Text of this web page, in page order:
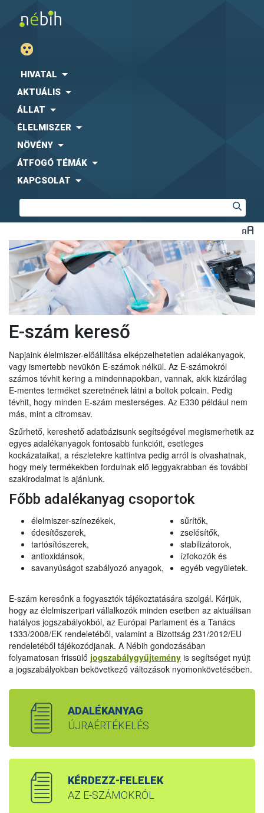
HIVATAL
AKTUÁLIS
ÁLLAT
ÉLELMISZER
NÖVÉNY
ÁTFOGÓ TÉMÁK
KAPCSOLAT
E-szám kereső
Napjaink élelmiszer-előállítása elképzelhetetlen adalékanyagok,
vagy ismertebb nevükön E-számok nélkül. Az E-számokról
számos tévhit kering a mindennapokban, vannak, akik kizárólag
E-mentes terméket szeretnének látni a boltok polcain. Pedig
tévhit, hogy minden E-szám mesterséges. Az E330 például nem
más, mint a citromsav.
Szűrhető, kereshető adatbázisunk segítségével megismerhetik az
egyes adalékanyagok fontosabb funkcióit, esetleges
kockázataikat, a részletekre kattintva pedig arról is olvashatnak,
hogy mely termékekben fordulnak elő leggyakrabban és további
szakirodalmat is ajánlunk.
Főbb adalékanyag csoportok
élelmiszer-színezékek,
édesítőszerek,
tartósítószerek,
antioxidánsok,
savanyúságot szabályozó anyagok,
sűrítők,
zselésítők,
stabilizátorok,
ízfokozók és
egyéb vegyületek.
E-szám keresőnk a fogyasztók tájékoztatására szolgál. Kérjük,
hogy az élelmiszeripari vállalkozók minden esetben az aktuálisan
hatályos jogszabályokból, az Európai Parlament és a Tanács
1333/2008/EK rendeletéből, valamint a Bizottság 231/2012/EU
rendeletéből tájékozódjanak. A Nébih gondozásában
folyamatosan frissülő jogszabálygyűjtemény is segítséget nyújt
a jogszabályokban bekövetkező változások nyomonkövetésében.
ADALÉKANYAG
ÚJRAÉRTÉKELÉS
KÉRDEZZ-FELELEK
AZ E-SZÁMOKRÓL